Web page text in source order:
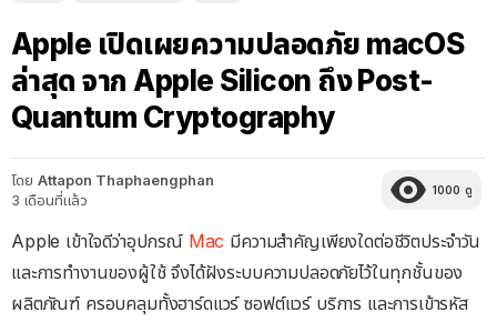
Apple เปิดเผยความปลอดภัย macOS
ล่าสุด จาก Apple Silicon ถึง Post-
Quantum Cryptography
โดย Attapon Thaphaengphan
3 เดือนที่แล้ว
1000 ดู
Apple เข้าใจดีว่าอุปกรณ์ Mac มีความสำคัญเพียงใดต่อชีวิตประจำวัน
และการทำงานของผู้ใช้ จึงได้ฝังระบบความปลอดภัยไว้ในทุกชั้นของ
ผลิตภัณฑ์ ครอบคลุมทั้งฮาร์ดแวร์ ซอฟต์แวร์ บริการ และการเข้ารหัส